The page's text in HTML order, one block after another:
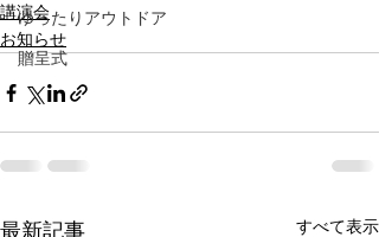
ゆったりアウトドア
贈呈式
講演会
お知らせ
最新記事 すべて表示